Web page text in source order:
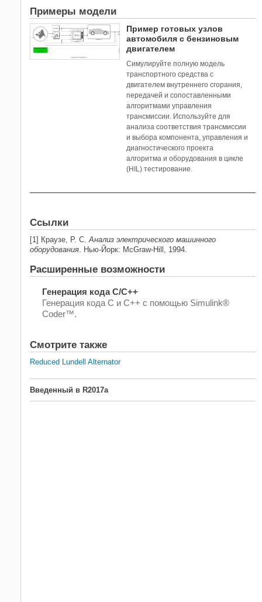
Примеры модели
Пример готовых узлов
автомобиля с бензиновым
двигателем
Симулируйте полную модель
транспортного средства с
двигателем внутреннего сгорания,
передачей и сопоставленными
алгоритмами управления
трансмиссии. Используйте для
анализа соответствия трансмиссии
и выбора компонента, управления и
диагностического проекта
алгоритма и оборудования в цикле
(HIL) тестирование.
Ссылки
[1] Краузе, P. C.Анализ электрического машинного
оборудования. Нью-Йорк: McGraw-Hill, 1994.
Расширенные возможности
Генерация кода C/C++
Генерация кода C и C++ с помощью Simulink®
Coder™.
Смотрите также
Reduced Lundell Alternator
Введенный в R2017a